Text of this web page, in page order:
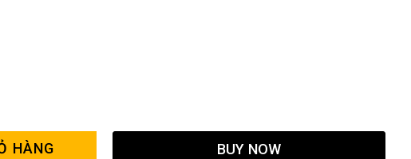
HÀNG BUY NOW